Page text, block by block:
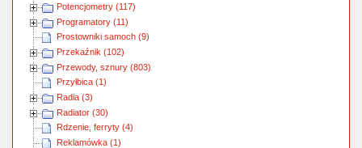
Potencjometry (117)
Programatory (11)
Prostowniki samoch (9)
Przekaźnik (102)
Przewody, sznury (803)
Przyłbica (1)
Radia (3)
Radiator (30)
Rdzenie, ferryty (4)
Reklamówka (1)